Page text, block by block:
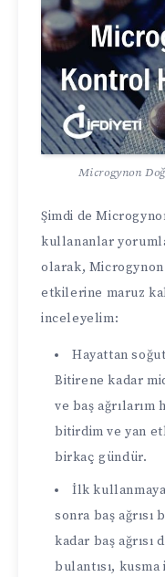
Microgynon
Şimdi de
kullananlar
olarak,
etkilerine maruz
inceleyelim:
Hayattan
Bitirene kadar
ve baş ağrılarım
bitirdim ve yan
birkaç gündür.
İlk
sonra baş ağrısı
kadar baş ağrısı
bulantısı, kusma